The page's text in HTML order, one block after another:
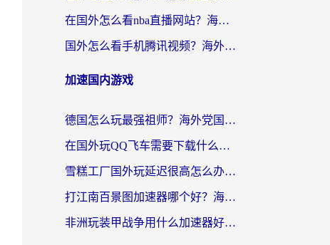
在国外怎么看nba直播网站？海外党专属体育观赛指南，告别地区限制！
国外怎么看手机腾讯视频？海外党亲测有效的追剧加速器选择指南
加速国内游戏
德国怎么玩最强祖师？海外党国服游戏加速器选择全攻略（附宝可梦Online实测）
在国外玩QQ飞车需要下载什么加速器呢？海外党亲测有效的国服游戏加速指南
雪糕工厂国外玩延迟很高怎么办？海外玩家国服游戏加速终极攻略（附实测推荐）
打江南百景图加速器哪个好？海外党踩坑N次后，终于找到不卡的秘诀
非洲玩装甲战争用什么加速器好？海外党亲测有效的国服游戏加速方案